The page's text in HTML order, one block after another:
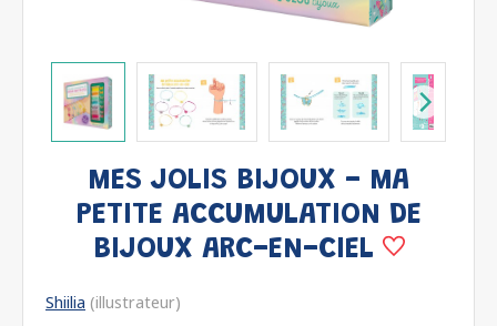
MES JOLIS BIJOUX - MA
PETITE ACCUMULATION DE
BIJOUX ARC-EN-CIEL
Shiilia (illustrateur)